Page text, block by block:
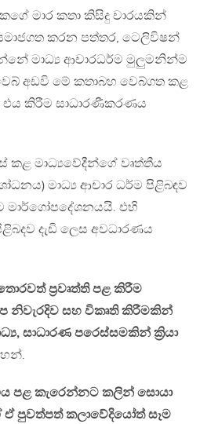
මාර කතා කිසිදු චාරයකින්
කරන පත්තර, ටෙලිවිෂන්
මාධ්‍ය ආචාරධර්ම මුලුමනින්ම
අඩවි මේ කතාබහ වෙබ්ගත කළ
එය කිරීම සාධාරණීකරණය
කළ මාධ්‍යවේදීන්ගේ වෘත්තීය
මාධ්‍ය ආචාර ධර්ම පිළිබඳව
මාර්ගෝපදේශනයයි. එහි
දැඩි ලෙස අවධාරණය
ප්‍රවෘත්ති පළ කිරීම
නිවැරදිව සහ විකෘති කිරීමකින්
සාධාරණ පරෙස්සමකින් ක්‍රියා
එය පළ කැරෙන්නට කලින් සොයා
ඒ පුවත්පත් කලාවේදියෝත් සෑම